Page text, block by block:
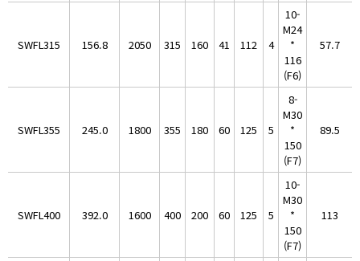
SWFL315 156.8 2050 315 160 41 112 4
10-
M24
*
116
(F6)
57.7
SWFL355 245.0 1800 355 180 60 125 5
8-
M30
*
150
(F7)
89.5
SWFL400 392.0 1600 400 200 60 125 5
10-
M30
*
150
(F7)
113